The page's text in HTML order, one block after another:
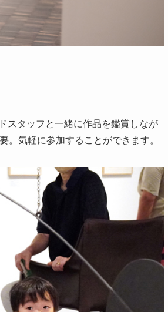
スタッフと一緒に作品を鑑賞しなが
。気軽に参加することができます。